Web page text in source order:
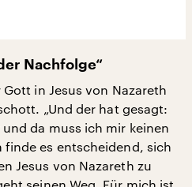
Nachfolge“
in Jesus von Nazareth
„Und der hat gesagt:
da muss ich mir keinen
es entscheidend, sich
Jesus von Nazareth zu